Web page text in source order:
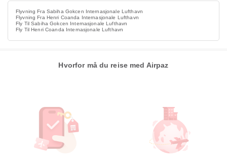
Flyvning Fra Sabiha Gokcen Internasjonale Lufthavn
Flyvning Fra Henri Coanda Internasjonale Lufthavn
Fly Til Sabiha Gokcen Internasjonale Lufthavn
Fly Til Henri Coanda Internasjonale Lufthavn
Hvorfor må du reise med Airpaz